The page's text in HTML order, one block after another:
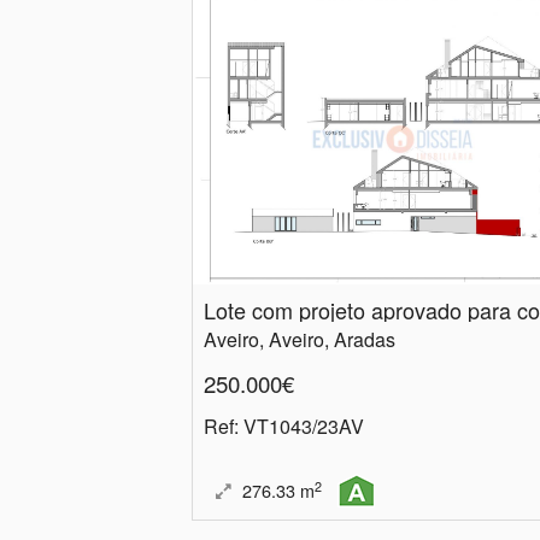
Aveiro, Aveiro, Aradas
250.000€
Ref: VT1043/23AV
276.33 m2